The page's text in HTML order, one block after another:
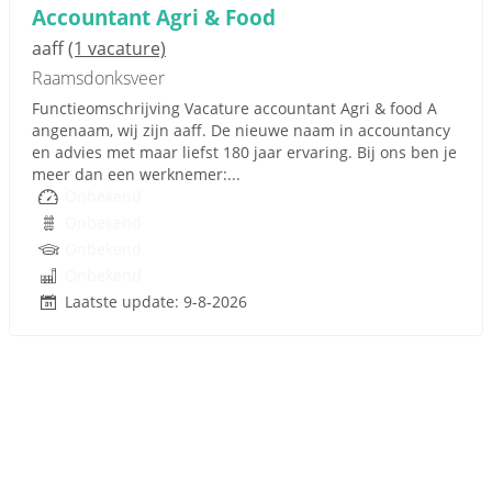
Accountant Agri & Food
aaff(1 vacature)
Raamsdonksveer
Functieomschrijving Vacature accountant Agri & food A
angenaam, wij zijn aaff. De nieuwe naam in accountancy
en advies met maar liefst 180 jaar ervaring. Bij ons ben je
meer dan een werknemer:...
Laatste update: 9-8-2026